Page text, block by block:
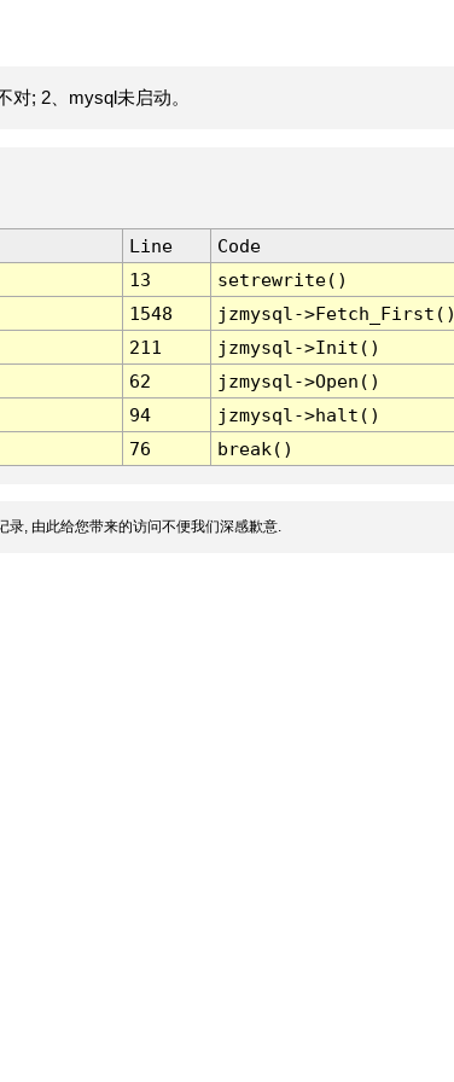
; 2、mysql未启动。
Line
Code
13
setrewrite()
1548
jzmysql-
211
jzmysql->Init()
62
jzmysql->Open()
94
jzmysql->halt()
76 break()
录, 由此给您带来的访问不便我们深感歉意.